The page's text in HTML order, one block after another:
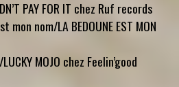
PAY FOR IT chez Ruf records
mon nom/LA BEDOUNE EST MON
MOJO chez Feelin’good